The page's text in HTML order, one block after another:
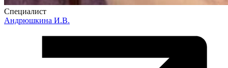
Специалист
Андрюшкина И.В.